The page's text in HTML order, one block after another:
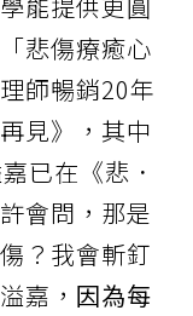
悲傷療癒心
師暢銷20年
見》，其中
已在《悲．
會問，那是
？我會斬釘
嘉， 因為每